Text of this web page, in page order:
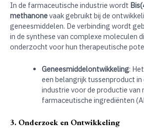
In de farmaceutische industrie wordt
methanonevaak gebruikt bij de
geneesmiddelen. De verbinding wordt
in de synthese van complexe moleculen
onderzocht voor hun therapeutische
Geneesmiddelontwikkeling:
een belangrijk tussenproduct
industrie voor de productie van
farmaceutische ingrediënten
3. Onderzoek en Ontwikkeling